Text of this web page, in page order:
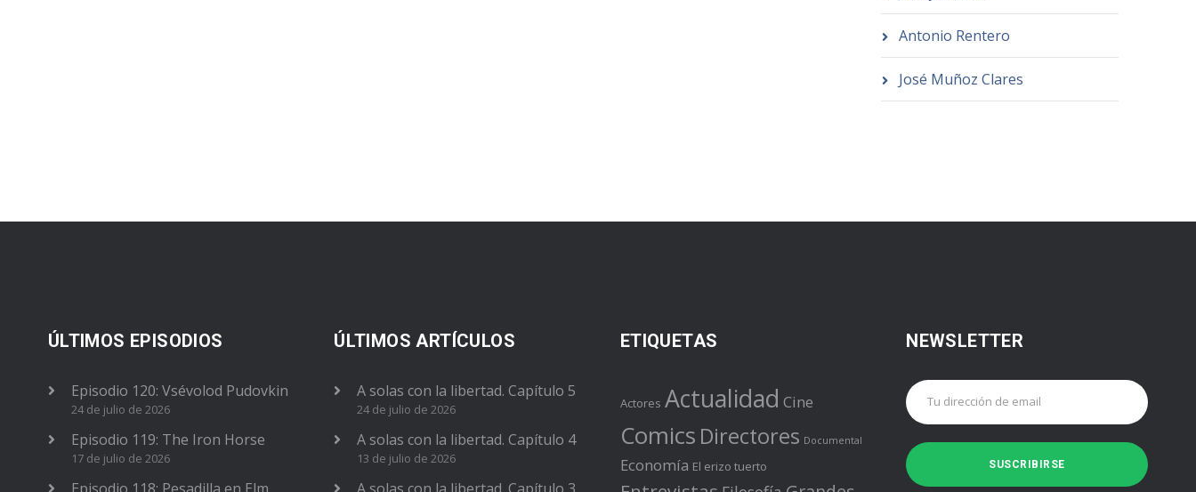
Antonio Rentero
José Muñoz Clares
ÚLTIMOS EPISODIOS
Episodio 120: Vsévolod Pudovkin
24 de julio de 2026
Episodio 119: The Iron Horse
17 de julio de 2026
ÚLTIMOS ARTÍCULOS
A solas con la libertad. Capítulo 5
24 de julio de 2026
A solas con la libertad. Capítulo 4
13 de julio de 2026
ETIQUETAS
Actores Actualidad Cine
Comics Directores Documental
Economía El erizo tuerto
NEWSLETTER